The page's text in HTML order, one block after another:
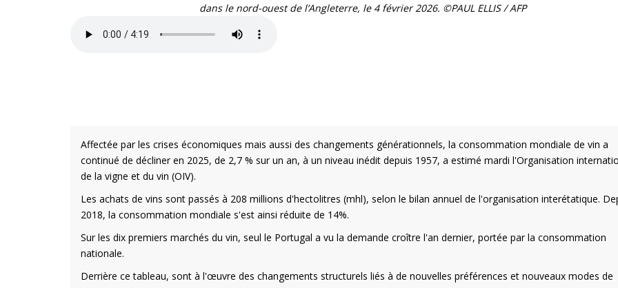
dans le nord-ouest de l’Angleterre, le 4 février 2026. ©PAUL ELLIS / AFP
Affectée par les crises économiques mais aussi des changements générationnels, la consommation mondiale de vin a
continué de décliner en 2025, de 2,7 % sur un an, à un niveau inédit depuis 1957, a estimé mardi l'Organisation
de la vigne et du vin (OIV).
Les achats de vins sont passés à 208 millions d'hectolitres (mhl), selon le bilan annuel de l'organisation interétatique.
2018, la consommation mondiale s'est ainsi réduite de 14%.
Sur les dix premiers marchés du vin, seul le Portugal a vu la demande croître l'an dernier, portée par la consommation
nationale.
Derrière ce tableau, sont à l'œuvre des changements structurels liés à de nouvelles préférences et nouveaux modes de